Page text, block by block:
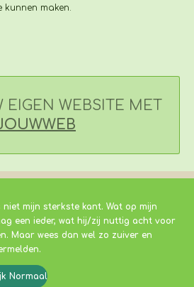
kunnen maken.
EIGEN WEBSITE MET
mijn sterkste kant. Wat op mijn
een ieder, wat hij/zij nuttig acht voor
Maar wees dan wel zo zuiver en
Normaal